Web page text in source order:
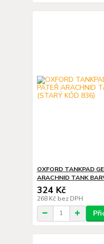
OXFORD TANKPAD
ARACHNID TANK
324 Kč
268 Kč bez DPH